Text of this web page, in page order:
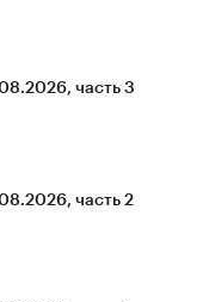
часть 3
часть 2